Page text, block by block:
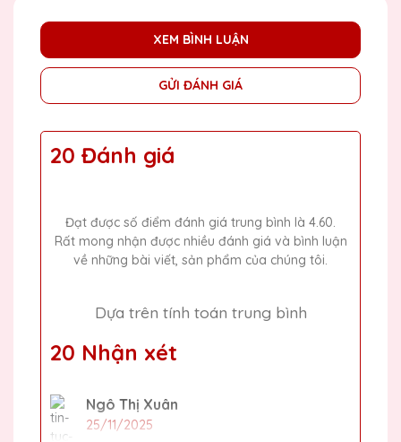
XEM BÌNH LUẬN
GỬI ĐÁNH GIÁ
20 Đánh giá
Đạt được số điểm đánh giá trung bình là 4.60.
Rất mong nhận được nhiều đánh giá và bình luận
về những bài viết, sản phẩm của chúng tôi.
Dựa trên tính toán trung bình
20 Nhận xét
Ngô Thị Xuân
25/11/2025